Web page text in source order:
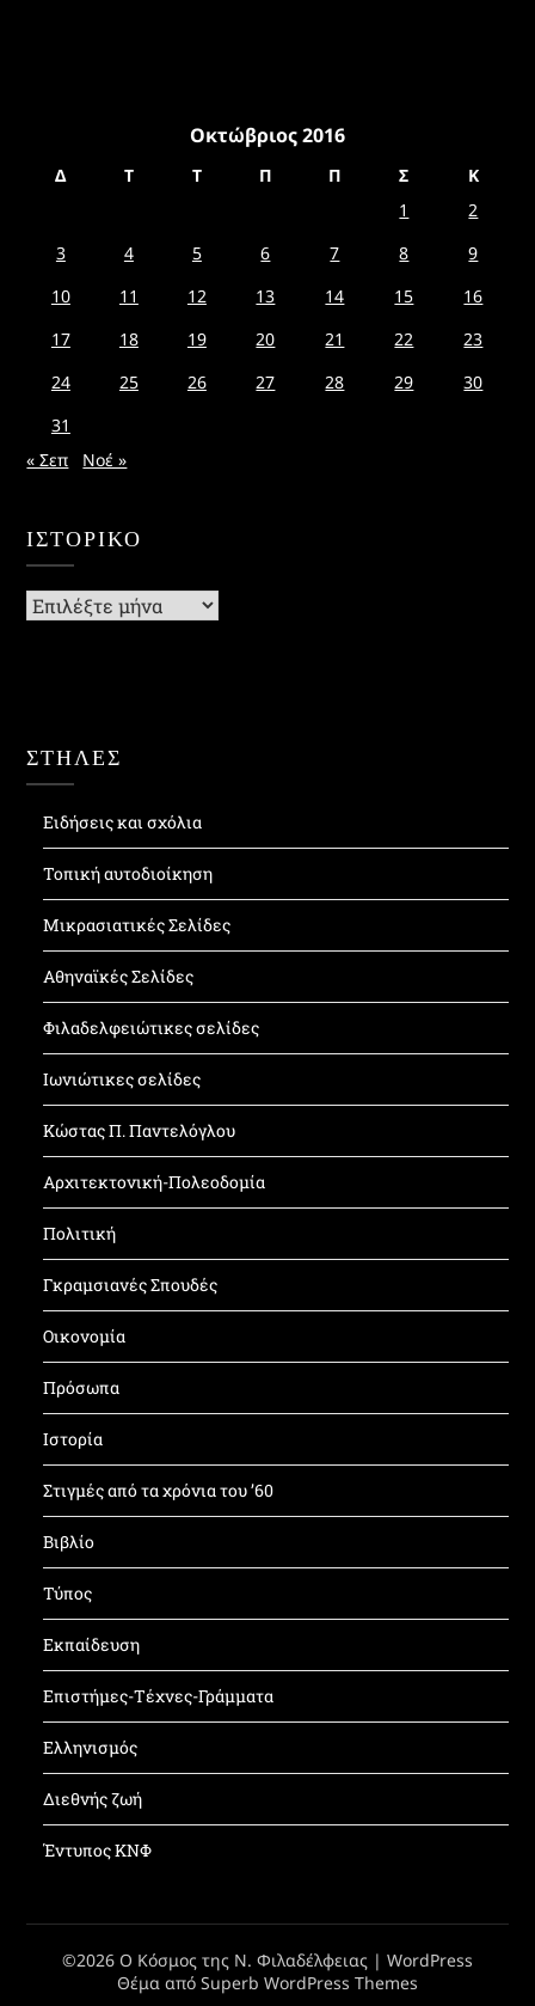
Οκτώβριος 2016
Δ Τ Τ Π Π Σ
Κ
1
2
3
4 5 6 7 8
9
10
11 12 13 14 15
16
17
18 19 20 21 22
23
24
25 26 27 28 29
30
31
« Σεπ
Νοέ »
ΙΣΤΟΡΙΚΌ
Ιστορικό
ΣΤΗΛΕΣ
Ειδήσεις και σχόλια
Τοπική αυτοδιοίκηση
Μικρασιατικές Σελίδες
Αθηναϊκές Σελίδες
Φιλαδελφειώτικες σελίδες
Ιωνιώτικες σελίδες
Κώστας Π. Παντελόγλου
Αρχιτεκτονική-Πολεοδομία
Πολιτική
Γκραμσιανές Σπουδές
Οικονομία
Πρόσωπα
Ιστορία
Στιγμές από τα χρόνια του ’60
Βιβλίο
Τύπος
Εκπαίδευση
Επιστήμες-Τέχνες-Γράμματα
Ελληνισμός
Διεθνής ζωή
Έντυπος ΚΝΦ
©2026 Ο Κόσμος της Ν. Φιλαδέλφειας | WordPress
Θέμα από Superb WordPress Themes